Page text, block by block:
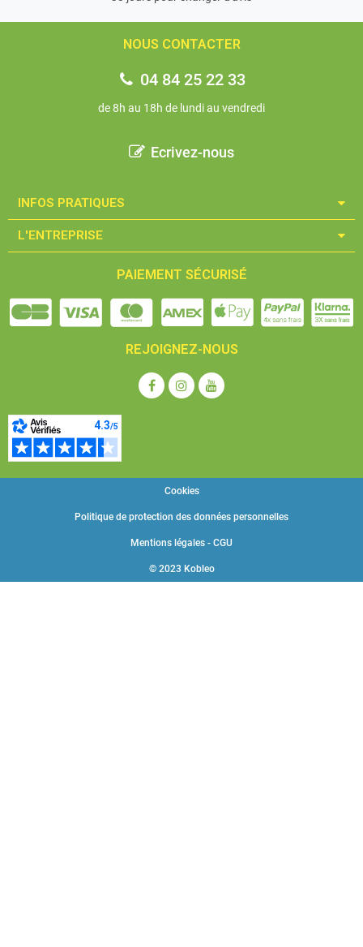
NOUS CONTACTER
04 84 25 22 33
de 8h au 18h de lundi au vendredi
Ecrivez-nous
INFOS PRATIQUES​
L'ENTREPRISE​
PAIEMENT SÉCURISÉ
REJOIGNEZ-NOUS
© 2023 Kobleo
Mentions légales - CGU
Politique de protection des données personnelles
Cookies